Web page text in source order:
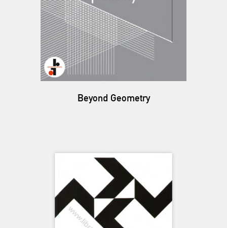
Beyond Geometry